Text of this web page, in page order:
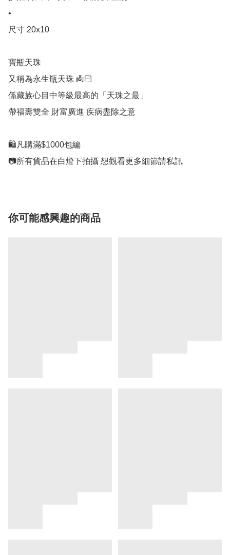
•
尺寸 20x10
寶瓶天珠
又稱為永生瓶天珠 👼🏻
係藏族心目中等級最高的「天珠之最」
帶福壽雙全 財富廣進 疾病盡除之意
🛍凡購滿$1000包編
📷所有貨品在白燈下拍攝 想觀看更多細節請私訊
你可能感興趣的商品